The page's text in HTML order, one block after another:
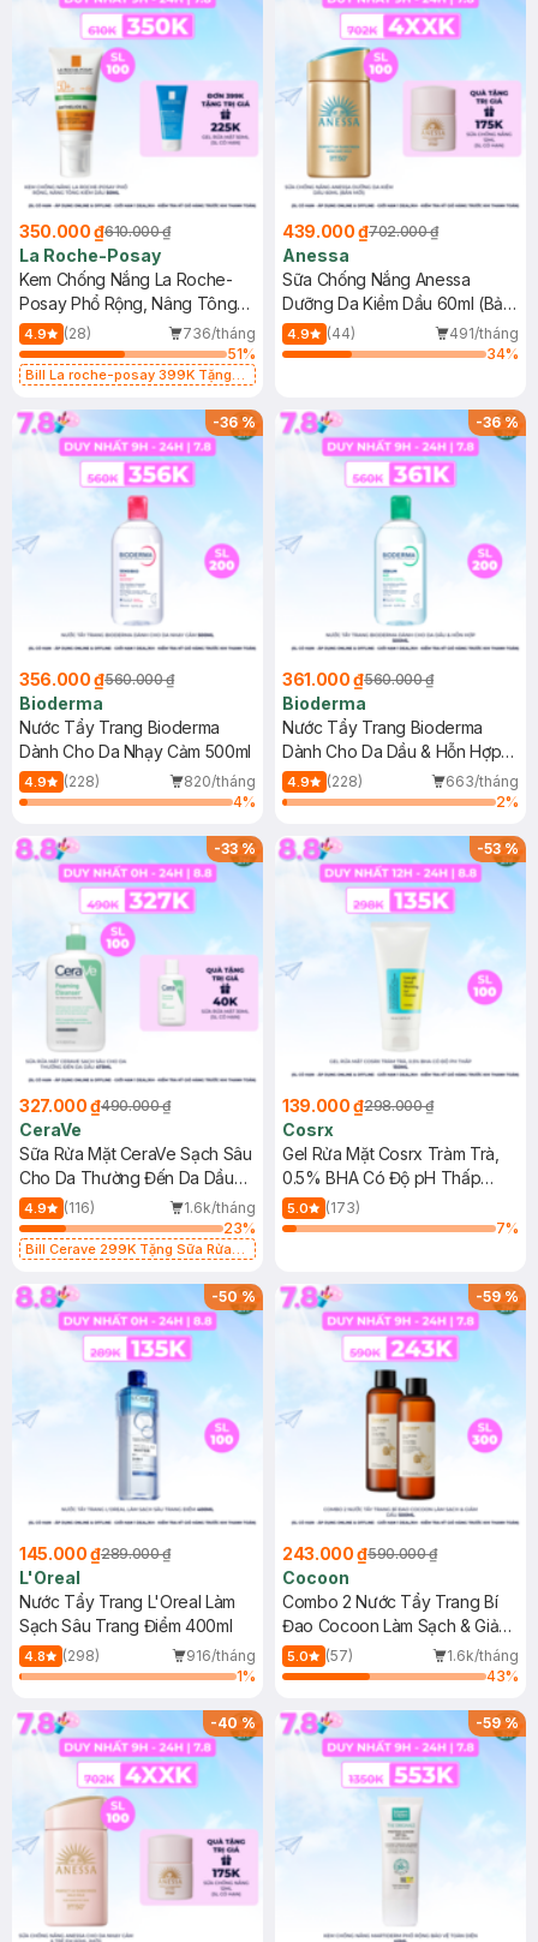
350.000 ₫610.000 ₫
La Roche-Posay
Kem Chống Nắng La Roche-
Posay Phổ Rộng, Nâng Tông
Kiềm Dầu 50ml
4.9 (28)
736/tháng
51%
Bill La roche-posay 399K Tặng
(SL có hạn)
439.000 ₫702.000 ₫
Anessa
Sữa Chống Nắng Anessa
Dưỡng Da Kiềm Dầu 60ml (Bản
Mới)
4.9 (44)
491/tháng
34%
-36%
356.000 ₫560.000 ₫
Bioderma
Nước Tẩy Trang Bioderma
Dành Cho Da Nhạy Cảm 500ml
4.9 (228)
820/tháng
4%
-36%
361.000 ₫560.000 ₫
Bioderma
Nước Tẩy Trang Bioderma
Dành Cho Da Dầu & Hỗn Hợp
500ml
4.9 (228)
663/tháng
2%
-33%
327.000 ₫490.000 ₫
CeraVe
Sữa Rửa Mặt CeraVe Sạch Sâu
Cho Da Thường Đến Da Dầu
473ml
4.9 (116)
1.6k/tháng
23%
Bill Cerave 299K Tặng Sữa Rửa
-53%
139.000 ₫298.000 ₫
Cosrx
Gel Rửa Mặt Cosrx Tràm Trà,
0.5% BHA Có Độ pH Thấp
150ml
5.0
(173)
7%
-50%
145.000 ₫289.000 ₫
L'Oreal
Nước Tẩy Trang L'Oreal Làm
Sạch Sâu Trang Điểm 400ml
4.8 (298)
916/tháng
1%
-59%
243.000 ₫590.000 ₫
Cocoon
Combo 2 Nước Tẩy Trang Bí
Đao Cocoon Làm Sạch & Giảm
Dầu 500ml
5.0 (57)
1.6k/tháng
43%
-40% -59%